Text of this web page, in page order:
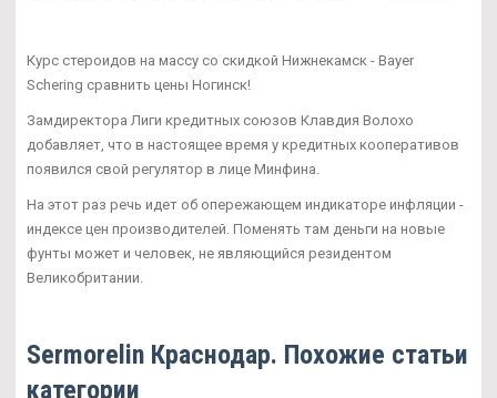
Курс стероидов на массу со скидкой Нижнекамск - Bayer
Schering сравнить цены Ногинск!
Замдиректора Лиги кредитных союзов Клавдия Волохо
добавляет, что в настоящее время у кредитных кооперативов
появился свой регулятор в лице Минфина.
На этот раз речь идет об опережающем индикаторе инфляции -
индексе цен производителей. Поменять там деньги на новые
фунты может и человек, не являющийся резидентом
Великобритании.
Sermorelin Краснодар. Похожие статьи
категории